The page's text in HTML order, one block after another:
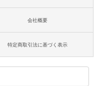
会社概要
特定商取引法に基づく表示